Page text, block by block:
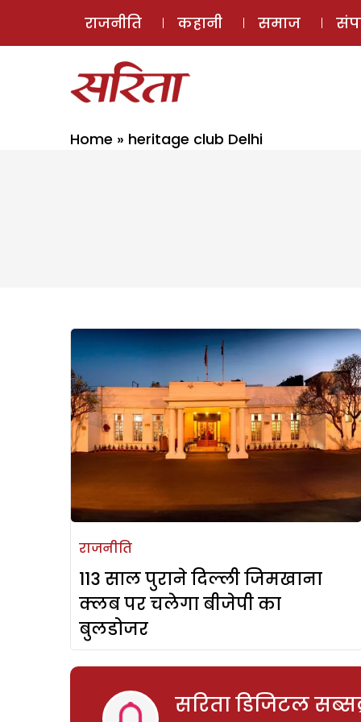
राजनीति कहानी समाज
Home » heritage club Delhi
राजनीति
113 साल पुराने दिल्ली जिमखाना
क्लब पर चलेगा बीजेपी का
बुलडोजर
सरिता डिजिटल